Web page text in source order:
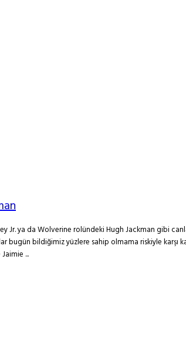
Jr. ya da Wolverine rolündeki Hugh Jackman gibi
bildiğimiz yüzlere sahip olmama riskiyle karşı
...